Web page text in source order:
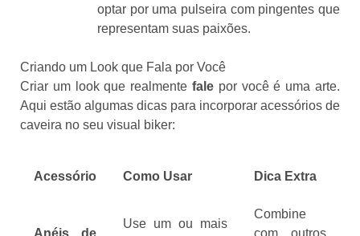
optar por uma pulseira com pingentes que
representam suas paixões.
Criando um Look que Fala por Você
Criar um look que realmente fale por você é uma arte.
Aqui estão algumas dicas para incorporar acessórios de
caveira no seu visual biker:
Acessório Como Usar Dica Extra
Anéis de
Use um ou mais
Combine
com outros